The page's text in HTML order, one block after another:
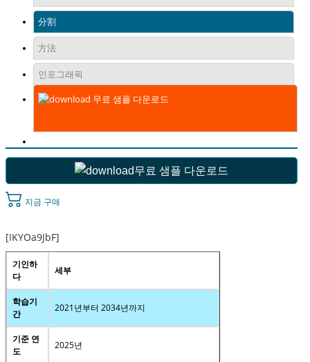
分割
方法
인포그래픽
무료 샘플 다운로드
무료 샘플 다운로드
지금 구매
[IKYOa9JbF]
기인하
다
세부
학습기
간
2021년부터 2034년까지
기준 연
도
2025년